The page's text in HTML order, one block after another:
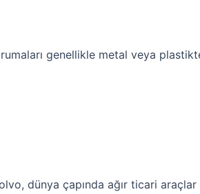
genellikle metal veya
dünya çapında ağır ticari